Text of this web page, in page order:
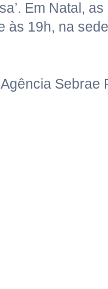
Em Natal,
às 19h, na
Sebrae